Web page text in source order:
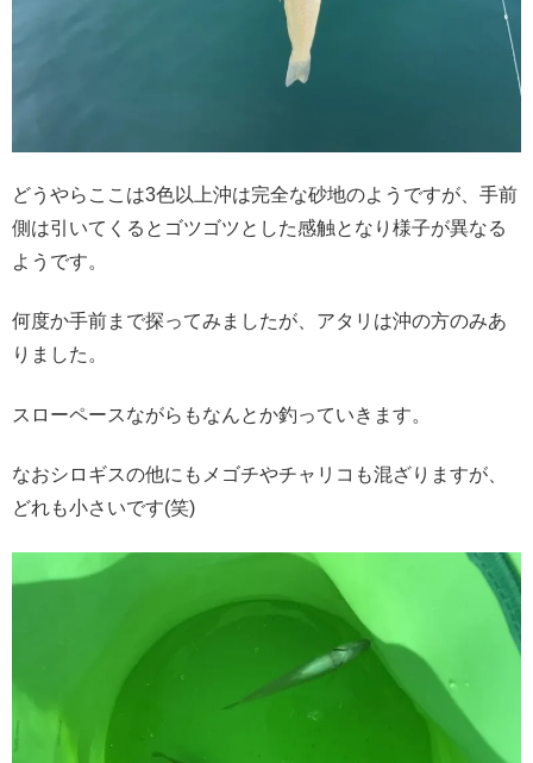
どうやらここは3色以上沖は完全な砂地のようですが、手前
側は引いてくるとゴツゴツとした感触となり様子が異なる
ようです。
何度か手前まで探ってみましたが、アタリは沖の方のみあ
りました。
スローペースながらもなんとか釣っていきます。
なおシロギスの他にもメゴチやチャリコも混ざりますが、
どれも小さいです(笑)